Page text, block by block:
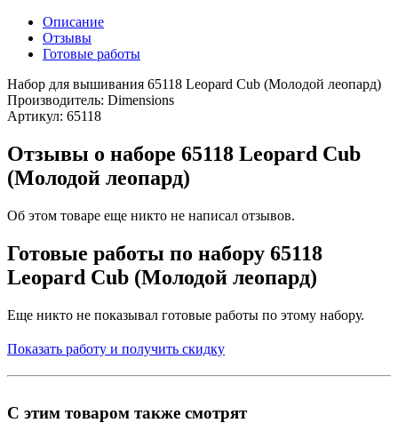
Описание
Отзывы
Готовые работы
Набор для вышивания 65118 Leopard Cub (Молодой леопард)
Производитель: Dimensions
Артикул: 65118
Отзывы о наборе 65118 Leopard Cub
(Молодой леопард)
Об этом товаре еще никто не написал отзывов.
Готовые работы по набору 65118
Leopard Cub (Молодой леопард)
Еще никто не показывал готовые работы по этому набору.
Показать работу и получить скидку
С этим товаром также смотрят